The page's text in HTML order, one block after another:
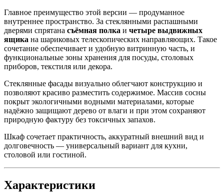
Главное преимущество этой версии — продуманное
внутреннее пространство. За стеклянными распашными
дверями спрятана съёмная полка и четыре выдвижных
ящика на шариковых телескопических направляющих. Такое
сочетание обеспечивает и удобную витринную часть, и
функциональные зоны хранения для посуды, столовых
приборов, текстиля или декора.
Стеклянные фасады визуально облегчают конструкцию и
позволяют красиво разместить содержимое. Массив сосны
покрыт экологичными водными материалами, которые
надёжно защищают дерево от влаги и при этом сохраняют
природную фактуру без токсичных запахов.
Шкаф сочетает практичность, аккуратный внешний вид и
долговечность — универсальный вариант для кухни,
столовой или гостиной.
Характеристики